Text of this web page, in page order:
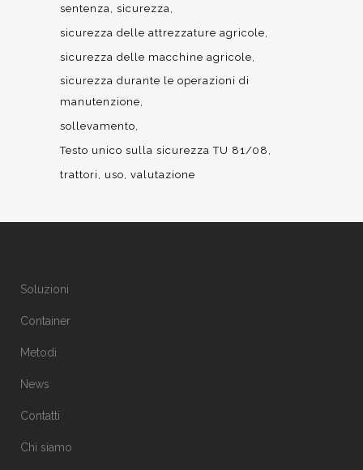
sentenza sicurezza
sicurezza delle attrezzature agricole
sicurezza delle macchine agricole
sicurezza durante le operazioni di
manutenzione
sollevamento
Testo unico sulla sicurezza TU 81/08
trattori
uso valutazione
Soluzioni
Container
Metodi
News
Contatti
Chi siamo